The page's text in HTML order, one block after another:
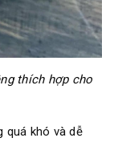
thích hợp cho
quá khó và dễ